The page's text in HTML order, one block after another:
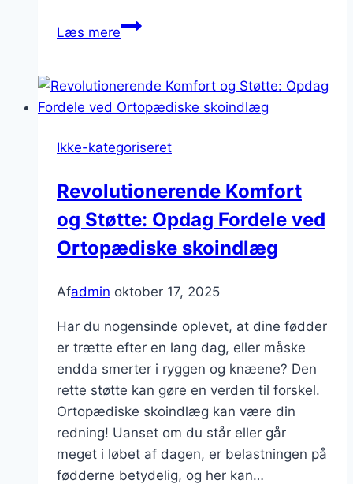
Læs mereSkoindlæg:
Støtte
til
Fødder
Avanceret
Teknologi
Ikke-kategoriseret
Revolutionerende Komfort
og Støtte: Opdag Fordele ved
Ortopædiske skoindlæg
Afadmin oktober 17, 2025
Har du nogensinde oplevet, at dine fødder
er trætte efter en lang dag, eller måske
endda smerter i ryggen og knæene? Den
rette støtte kan gøre en verden til forskel.
Ortopædiske skoindlæg kan være din
redning! Uanset om du står eller går
meget i løbet af dagen, er belastningen på
fødderne betydelig, og her kan…